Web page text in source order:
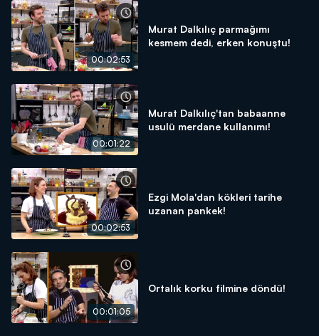
00:02:53
Murat Dalkılıç parmağımı
kesmem dedi, erken konuştu!
00:01:22
Murat Dalkılıç'tan babaanne
usulü merdane kullanımı!
00:02:53
Ezgi Mola'dan kökleri tarihe
uzanan pankek!
00:01:05
Ortalık korku filmine döndü!